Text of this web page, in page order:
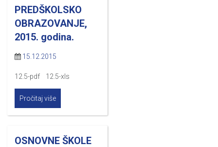
PREDŠKOLSKO
OBRAZOVANJE,
2015. godina.
15.12.2015
12.5-pdf 12.5-xls
Pročitaj više
OSNOVNE ŠKOLE